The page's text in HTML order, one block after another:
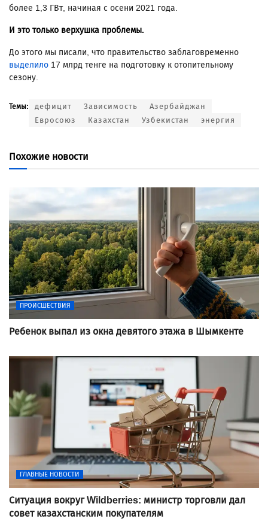
более 1,3 ГВт, начиная с осени 2021 года.
И это только верхушка проблемы.
До этого мы писали, что правительство заблаговременно
выделило 17 млрд тенге на подготовку к отопительному
сезону.
Темы: дефицит Зависимость
Азербайджан
Евросоюз
Казахстан Узбекистан энергия
Похожие новости
ПРОИСШЕСТВИЯ
Ребенок выпал из окна девятого этажа в Шымкенте
ГЛАВНЫЕ НОВОСТИ
Ситуация вокруг Wildberries: министр торговли дал
совет казахстанским покупателям